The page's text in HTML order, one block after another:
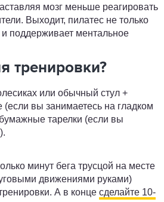
мозг меньше реагировать
Выходит, пилатес не только
поддерживает ментальное
тренировки?
или обычный стул +
вы занимаетесь на гладком
тарелки (если вы
минут бега трусцой на месте
движениями руками)
А в конце сделайте 10-